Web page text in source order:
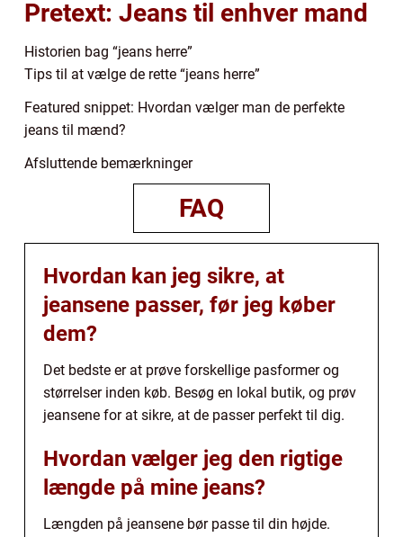
Pretext: Jeans til enhver mand
Historien bag “jeans herre”
Tips til at vælge de rette “jeans herre”
Featured snippet: Hvordan vælger man de perfekte
jeans til mænd?
Afsluttende bemærkninger
FAQ
Hvordan kan jeg sikre, at
jeansene passer, før jeg køber
dem?
Det bedste er at prøve forskellige pasformer og
størrelser inden køb. Besøg en lokal butik, og prøv
jeansene for at sikre, at de passer perfekt til dig.
Hvordan vælger jeg den rigtige
længde på mine jeans?
Længden på jeansene bør passe til din højde.